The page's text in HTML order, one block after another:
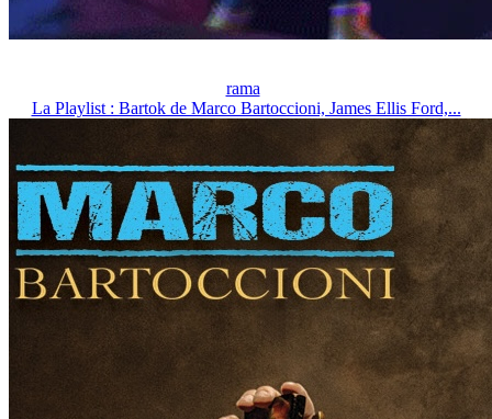
rama
La Playlist : Bartok de Marco Bartoccioni, James Ellis Ford,...